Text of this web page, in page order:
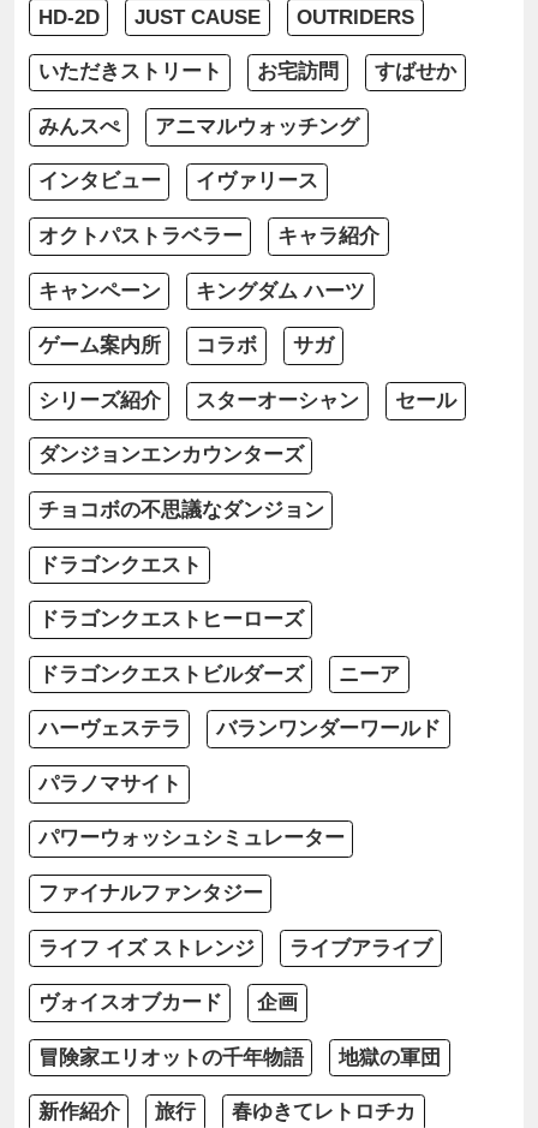
HD-2D JUST CAUSE OUTRIDERS
いただきストリート お宅訪問 すばせか
みんスぺ アニマルウォッチング
インタビュー イヴァリース
オクトパストラベラー キャラ紹介
キャンペーン キングダム ハーツ
ゲーム案内所 コラボ サガ
シリーズ紹介 スターオーシャン セール
ダンジョンエンカウンターズ
チョコボの不思議なダンジョン
ドラゴンクエスト
ドラゴンクエストヒーローズ
ドラゴンクエストビルダーズ ニーア
ハーヴェステラ バランワンダーワールド
パラノマサイト
パワーウォッシュシミュレーター
ファイナルファンタジー
ライフ イズ ストレンジ ライブアライブ
ヴォイスオブカード 企画
冒険家エリオットの千年物語 地獄の軍団
新作紹介 旅行 春ゆきてレトロチカ